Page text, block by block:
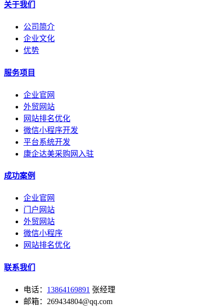
关于我们
公司简介
企业文化
优势
服务项目
企业官网
外贸网站
网站排名优化
微信小程序开发
平台系统开发
康企达美采购网入驻
成功案例
企业官网
门户网站
外贸网站
微信小程序
网站排名优化
联系我们
电话： 13864169891 张经理
邮箱：269434804@qq.com